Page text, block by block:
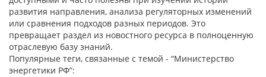
развития направления, анализа регуляторных изменений
или сравнения подходов разных периодов. Это
превращает раздел из новостного ресурса в полноценную
отраслевую базу знаний.
Популярные теги, связанные с темой - “Министерство
энергетики РФ”: